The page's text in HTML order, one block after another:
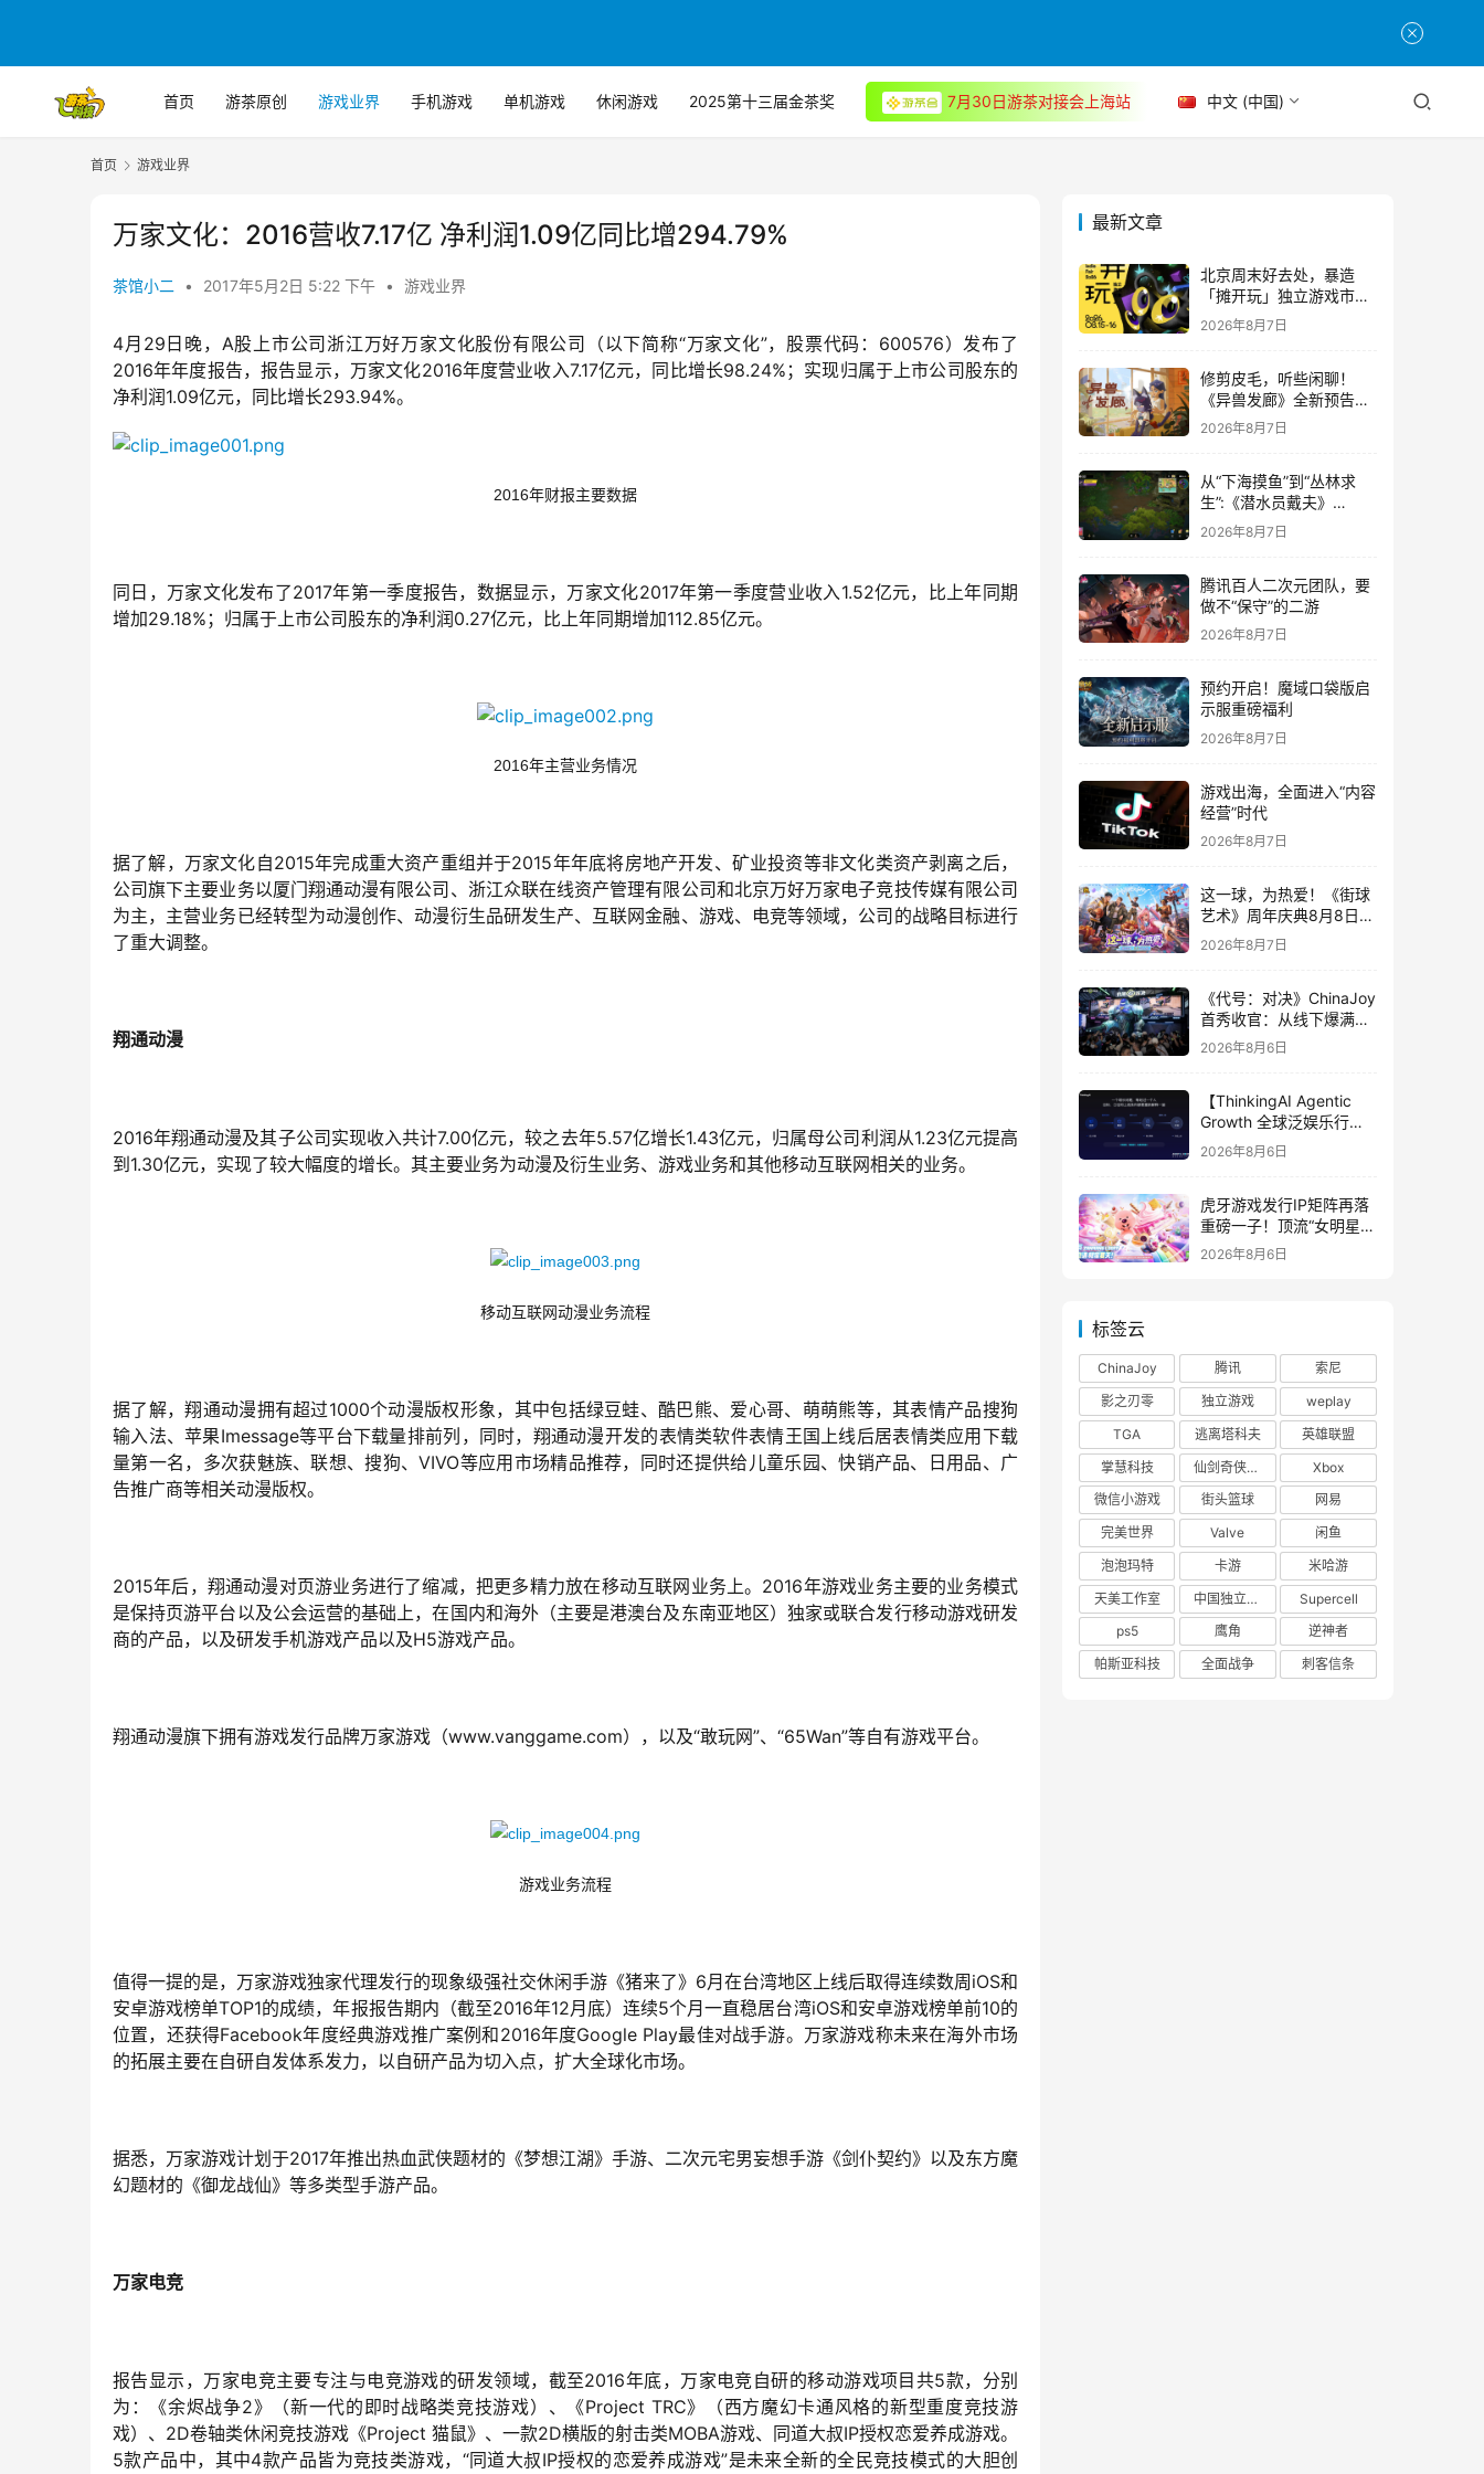
首页 游茶原创 游戏业界 手机游戏 单机游戏 休闲游戏 2025第十三届金茶奖 7月30日游茶对接会上海站 中文 (中国)
首页 游戏业界
万家文化：2016营收7.17亿 净利润1.09亿同比增294.79%
茶馆小二 • 2017年5月2日 5:22 下午 • 游戏业界
4月29日晚，A股上市公司浙江万好万家文化股份有限公司（以下简称“万家文化”，股票代码：600576）发布了
2016年年度报告，报告显示，万家文化2016年度营业收入7.17亿元，同比增长98.24%；实现归属于上市公司股东的
净利润1.09亿元，同比增长293.94%。
2016年财报主要数据
同日，万家文化发布了2017年第一季度报告，数据显示，万家文化2017年第一季度营业收入1.52亿元，比上年同期
增加29.18%；归属于上市公司股东的净利润0.27亿元，比上年同期增加112.85亿元。
2016年主营业务情况
据了解，万家文化自2015年完成重大资产重组并于2015年年底将房地产开发、矿业投资等非文化类资产剥离之后，
公司旗下主要业务以厦门翔通动漫有限公司、浙江众联在线资产管理有限公司和北京万好万家电子竞技传媒有限公司
为主，主营业务已经转型为动漫创作、动漫衍生品研发生产、互联网金融、游戏、电竞等领域，公司的战略目标进行
了重大调整。
翔通动漫
2016年翔通动漫及其子公司实现收入共计7.00亿元，较之去年5.57亿增长1.43亿元，归属母公司利润从1.23亿元提高
到1.30亿元，实现了较大幅度的增长。其主要业务为动漫及衍生业务、游戏业务和其他移动互联网相关的业务。
移动互联网动漫业务流程
据了解，翔通动漫拥有超过1000个动漫版权形象，其中包括绿豆蛙、酷巴熊、爱心哥、萌萌熊等，其表情产品搜狗
输入法、苹果Imessage等平台下载量排前列，同时，翔通动漫开发的表情类软件表情王国上线后居表情类应用下载
量第一名，多次获魅族、联想、搜狗、VIVO等应用市场精品推荐，同时还提供给儿童乐园、快销产品、日用品、广
告推广商等相关动漫版权。
2015年后，翔通动漫对页游业务进行了缩减，把更多精力放在移动互联网业务上。2016年游戏业务主要的业务模式
是保持页游平台以及公会运营的基础上，在国内和海外（主要是港澳台及东南亚地区）独家或联合发行移动游戏研发
商的产品，以及研发手机游戏产品以及H5游戏产品。
翔通动漫旗下拥有游戏发行品牌万家游戏（www.vanggame.com），以及“敢玩网”、“65Wan”等自有游戏平台。
游戏业务流程
值得一提的是，万家游戏独家代理发行的现象级强社交休闲手游《猪来了》6月在台湾地区上线后取得连续数周iOS和
安卓游戏榜单TOP1的成绩，年报报告期内（截至2016年12月底）连续5个月一直稳居台湾iOS和安卓游戏榜单前10的
位置，还获得Facebook年度经典游戏推广案例和2016年度Google Play最佳对战手游。万家游戏称未来在海外市场
的拓展主要在自研自发体系发力，以自研产品为切入点，扩大全球化市场。
据悉，万家游戏计划于2017年推出热血武侠题材的《梦想江湖》手游、二次元宅男妄想手游《剑仆契约》以及东方魔
幻题材的《御龙战仙》等多类型手游产品。
万家电竞
报告显示，万家电竞主要专注与电竞游戏的研发领域，截至2016年底，万家电竞自研的移动游戏项目共5款，分别
为：《余烬战争2》（新一代的即时战略类竞技游戏）、《Project TRC》（西方魔幻卡通风格的新型重度竞技游
戏）、2D卷轴类休闲竞技游戏《Project 猫鼠》、一款2D横版的射击类MOBA游戏、同道大叔IP授权恋爱养成游戏。
5款产品中，其中4款产品皆为竞技类游戏，“同道大叔IP授权的恋爱养成游戏”是未来全新的全民竞技模式的大胆创
最新文章
北京周末好去处，暴造
「摊开玩」独立游戏市集
正式开票！
2026年8月7日
修剪皮毛，听些闲聊！
《异兽发廊》全新预告与
Steam免费试玩公开
2026年8月7日
从“下海摸鱼”到“丛林求
生”:《潜水员戴夫》
DLC《丛林》移动端定档
8月14日
2026年8月7日
腾讯百人二次元团队，要
做不“保守”的二游
2026年8月7日
预约开启！魔域口袋版启
示服重磅福利
2026年8月7日
游戏出海，全面进入“内容
经营”时代
2026年8月7日
这一球，为热爱！《街球
艺术》周年庆典8月8日正
式上线，多重福利与全新
内容同步开启
2026年8月7日
《代号：对决》ChinaJoy
首秀收官：从线下爆满看
见玩家的真实期待
2026年8月6日
【ThinkingAI Agentic
Growth 全球泛娱乐行业
峰会】Agent 时代，人到
底负责什么
2026年8月6日
虎牙游戏发行IP矩阵再落
重磅一子！顶流“女明星”
ZANMANG LOOPY 正版
2026年8月6日
标签云
ChinaJoy 腾讯
索尼
影之刃零
独立游戏
weplay
TGA
逃离塔科夫
英雄联盟
掌慧科技
仙剑奇侠传四
Xbox
微信小游戏
街头篮球
网易
完美世界
Valve
闲鱼
泡泡玛特
卡游
米哈游
天美工作室
中国独立游戏联盟
Supercell
ps5
鹰角
逆神者
帕斯亚科技
全面战争 刺客信条